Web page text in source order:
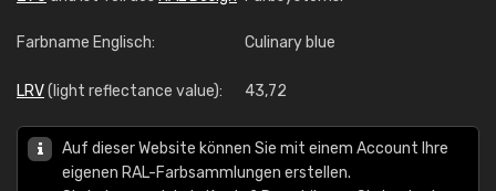
Farbname Englisch: Culinary blue
LRV(light reflectance value): 43,72
Auf dieser Website können Sie mit einem Account Ihre
eigenen RAL-Farbsammlungen erstellen.